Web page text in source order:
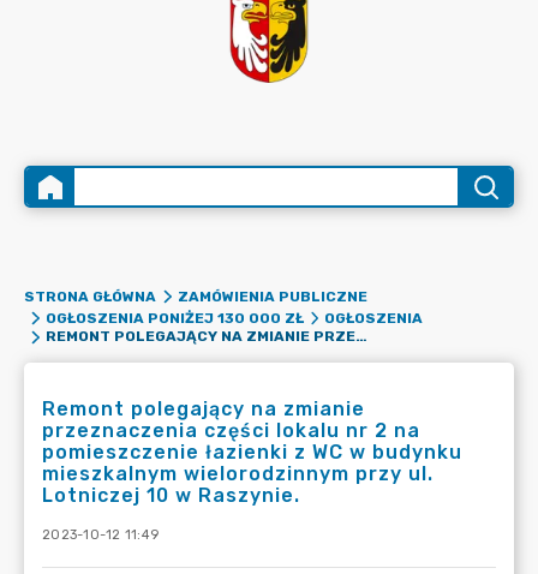
STRONA GŁÓWNA
ZAMÓWIENIA PUBLICZNE
OGŁOSZENIA PONIŻEJ 130 000 ZŁ
OGŁOSZENIA
REMONT POLEGAJĄCY NA ZMIANIE PRZEZNACZENIA CZĘŚCI LOKALU NR 2 NA POMIESZCZENIE ŁAZIENKI Z WC W BUDYNKU MIESZKALNYM WIELORODZINNYM PRZY UL. LOTNICZEJ 10 W RASZYNIE.
Remont polegający na zmianie
przeznaczenia części lokalu nr 2 na
pomieszczenie łazienki z WC w budynku
mieszkalnym wielorodzinnym przy ul.
Lotniczej 10 w Raszynie.
2023-10-12 11:49